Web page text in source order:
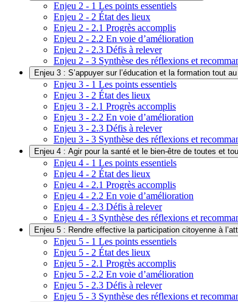
Enjeu 2 - 1 Les points essentiels
Enjeu 2 - 2 État des lieux
Enjeu 2 - 2.1 Progrès accomplis
Enjeu 2 - 2.2 En voie d’amélioration
Enjeu 2 - 2.3 Défis à relever
Enjeu 2 - 3 Synthèse des réflexions et
Enjeu 3 : S’appuyer sur l’éducation et la formation tout
Enjeu 3 - 1 Les points essentiels
Enjeu 3 - 2 État des lieux
Enjeu 3 - 2.1 Progrès accomplis
Enjeu 3 - 2.2 En voie d’amélioration
Enjeu 3 - 2.3 Défis à relever
Enjeu 3 - 3 Synthèse des réflexions et
Enjeu 4 : Agir pour la santé et le bien-être de toutes et
Enjeu 4 - 1 Les points essentiels
Enjeu 4 - 2 État des lieux
Enjeu 4 - 2.1 Progrès accomplis
Enjeu 4 - 2.2 En voie d’amélioration
Enjeu 4 - 2.3 Défis à relever
Enjeu 4 - 3 Synthèse des réflexions et
Enjeu 5 : Rendre effective la participation citoyenne à
Enjeu 5 - 1 Les points essentiels
Enjeu 5 - 2 État des lieux
Enjeu 5 - 2.1 Progrès accomplis
Enjeu 5 - 2.2 En voie d’amélioration
Enjeu 5 - 2.3 Défis à relever
Enjeu 5 - 3 Synthèse des réflexions et